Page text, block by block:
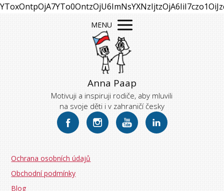
MENU
Anna Paap
Motivuji a inspiruji rodiče, aby mluvili
na svoje děti i v zahraničí česky
Ochrana osobních údajů
Obchodní podmínky
Blog